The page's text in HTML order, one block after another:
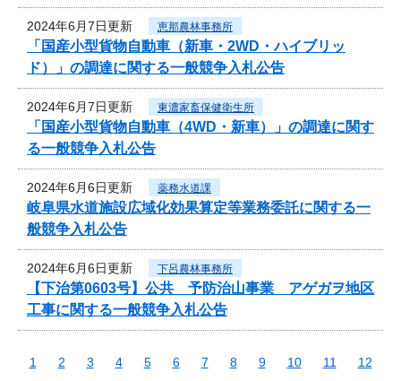
2024年6月7日更新 恵那農林事務所
「国産小型貨物自動車（新車・2WD・ハイブリッ
ド）」の調達に関する一般競争入札公告
2024年6月7日更新 東濃家畜保健衛生所
「国産小型貨物自動車（4WD・新車）」の調達に関す
る一般競争入札公告
2024年6月6日更新 薬務水道課
岐阜県水道施設広域化効果算定等業務委託に関する一
般競争入札公告
2024年6月6日更新 下呂農林事務所
【下治第0603号】公共 予防治山事業 アゲガヲ地区
工事に関する一般競争入札公告
1 2 3 4 5 6 7 8 9 10 11
12